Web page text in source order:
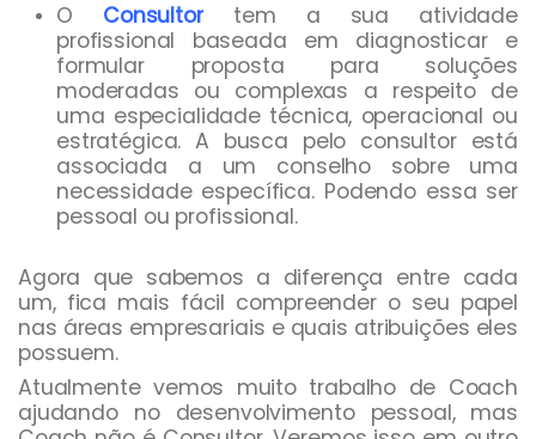
O Consultor
tem a sua atividade
profissional baseada em diagnosticar e
formular proposta para soluções
moderadas ou complexas a respeito de
uma especialidade técnica, operacional ou
estratégica. A busca pelo consultor está
associada a um conselho sobre uma
necessidade específica. Podendo essa ser
pessoal ou profissional.
Agora que sabemos a diferença entre cada
um, fica mais fácil compreender o seu papel
nas áreas empresariais e quais atribuições eles
possuem.
Atualmente vemos muito trabalho de Coach
ajudando no desenvolvimento pessoal, mas